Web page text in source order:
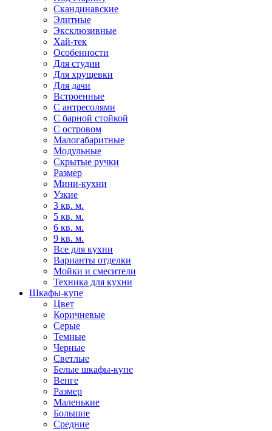
Скандинавские
Элитные
Эксклюзивные
Хай-тек
Особенности
Для студии
Для хрущевки
Для дачи
Встроенные
С антресолями
С барной стойкой
С островом
Малогабаритные
Модульные
Скрытые ручки
Размер
Мини-кухни
Узкие
3 кв. м.
5 кв. м.
6 кв. м.
9 кв. м.
Все для кухни
Варианты отделки
Мойки и смесители
Техника для кухни
Шкафы-купе
Цвет
Коричневые
Серые
Темные
Черные
Светлые
Белые шкафы-купе
Венге
Размер
Маленькие
Большие
Средние